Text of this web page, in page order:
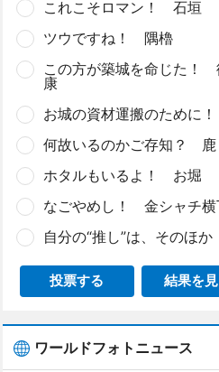
これこそロマン！ 石垣
ツウですね！ 隅櫓
この方が築城を命じた！
康
お城の資材運搬のために
何故いるのかご存知？ 鹿
ホタルもいるよ！ お堀
なごやめし！ 金シャチ横
自分の“推し”は、そのほか
投票する 結果を
ワールドフォトニュース